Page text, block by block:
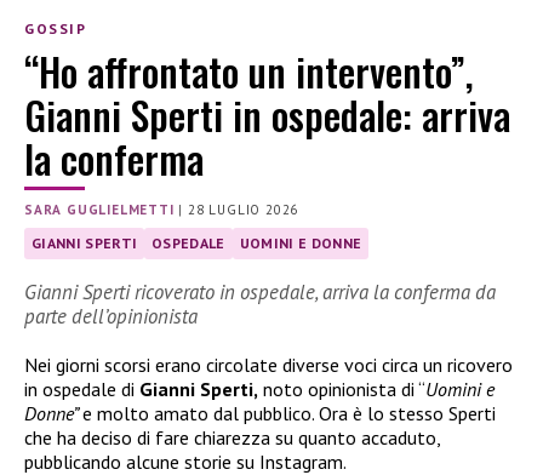
GOSSIP
“Ho affrontato un intervento”,
Gianni Sperti in ospedale: arriva
la conferma
SARA GUGLIELMETTI | 28 LUGLIO 2026
GIANNI SPERTI OSPEDALE UOMINI E DONNE
Gianni Sperti ricoverato in ospedale, arriva la conferma da
parte dell’opinionista
Nei giorni scorsi erano circolate diverse voci circa un ricovero
in ospedale di Gianni Sperti, noto opinionista di “Uomini e
Donne”e molto amato dal pubblico. Ora è lo stesso Sperti
che ha deciso di fare chiarezza su quanto accaduto,
pubblicando alcune storie su Instagram.